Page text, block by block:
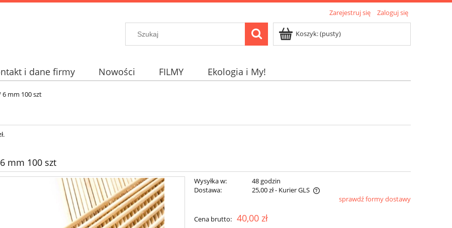
Zarejestruj się Zaloguj się
Koszyk:(pusty)
i dane firmy Nowości FILMY Ekologia i My!
6 mm 100 szt
mm 100 szt
Wysyłka w:
48 godzin
Dostawa:
25,00 zł- Kurier GLS
płatności
sprawdź formy dostawy
Cena brutto: 40,00 zł